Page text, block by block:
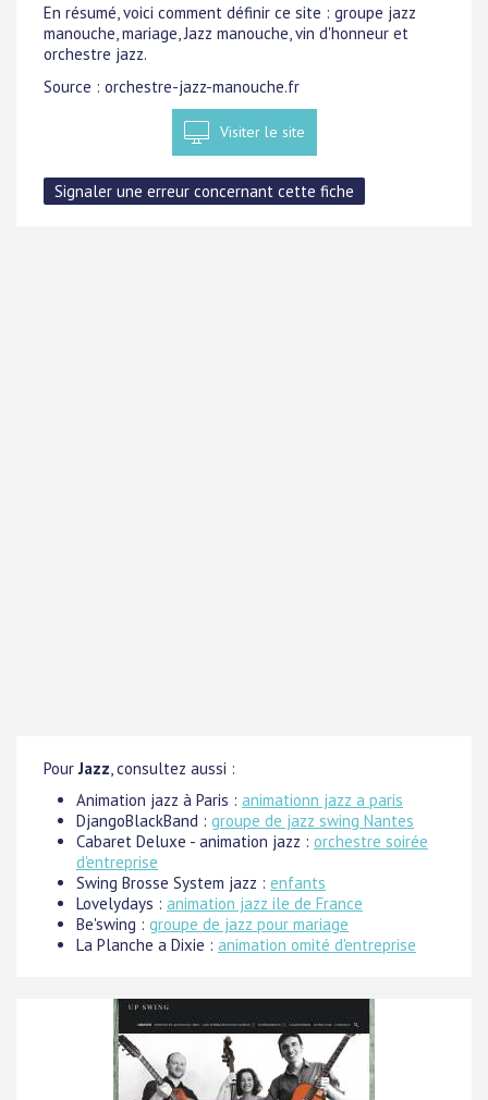
En résumé, voici comment définir ce site : groupe jazz
manouche, mariage, Jazz manouche, vin d'honneur et
orchestre jazz.
Source : orchestre-jazz-manouche.fr
Visiter le site
PourJazz, consultez aussi :
Animation jazz à Paris : animationn jazz a paris
DjangoBlackBand : groupe de jazz swing Nantes
Cabaret Deluxe - animation jazz : orchestre soirée
d'entreprise
Swing Brosse System jazz : enfants
Lovelydays : animation jazz ile de France
Be'swing : groupe de jazz pour mariage
La Planche a Dixie : animation omité d'entreprise